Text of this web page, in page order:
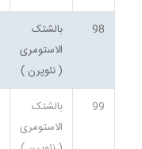
98
بالشتک
الاستومری
( نئوپرن )
99
بالشتک
الاستومری